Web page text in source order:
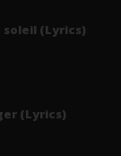
(Lyrics)
(Lyrics)